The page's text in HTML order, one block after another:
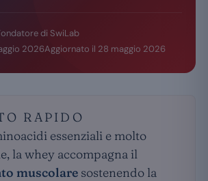
di SwiLab
2026Aggiornato il 28 maggio 2026
RAPIDO
essenziali e molto
la whey accompagna il
muscolare sostenendo la